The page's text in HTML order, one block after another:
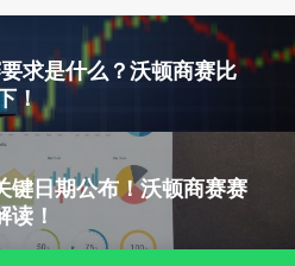
求是什么？沃顿商赛比
！
键日期公布！沃顿商赛赛
！